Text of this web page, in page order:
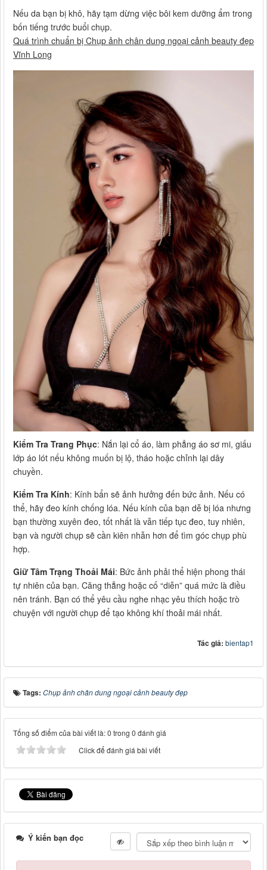
Nếu da bạn bị khô, hãy tạm dừng việc bôi kem dưỡng ẩm trong
bốn tiếng trước buổi chụp.
Quá trình chuẩn bị Chụp ảnh chân dung ngoại cảnh beauty đẹp
Vĩnh Long
Kiểm Tra Trang Phục: Nắn lại cổ áo, làm phẳng áo sơ mi, giấu
lớp áo lót nếu không muốn bị lộ, tháo hoặc chỉnh lại dây
chuyền.
Kiểm Tra Kính: Kính bẩn sẽ ảnh hưởng đến bức ảnh. Nếu có
thể, hãy đeo kính chống lóa. Nếu kính của bạn dễ bị lóa nhưng
bạn thường xuyên đeo, tốt nhất là vẫn tiếp tục đeo, tuy nhiên,
bạn và người chụp sẽ cần kiên nhẫn hơn để tìm góc chụp phù
hợp.
Giữ Tâm Trạng Thoải Mái: Bức ảnh phải thể hiện phong thái
tự nhiên của bạn. Căng thẳng hoặc cố “diễn” quá mức là điều
nên tránh. Bạn có thể yêu cầu nghe nhạc yêu thích hoặc trò
chuyện với người chụp để tạo không khí thoải mái nhất.
Tác giả: bientap1
Tags: Chụp ảnh chân dung ngoại cảnh beauty đẹp
Tổng số điểm của bài viết là: 0 trong 0 đánh giá
Click để đánh giá bài viết
Ý kiến bạn đọc